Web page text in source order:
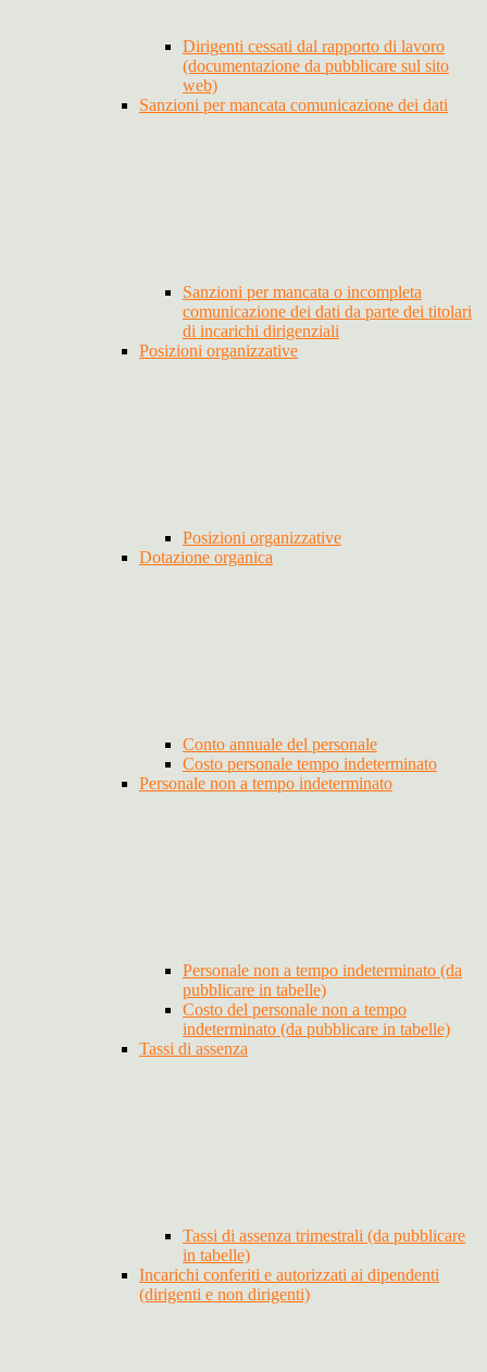
Dirigenti cessati dal rapporto di lavoro
(documentazione da pubblicare sul sito
web)
Sanzioni per mancata comunicazione dei dati
Sanzioni per mancata o incompleta
comunicazione dei dati da parte dei titolari
di incarichi dirigenziali
Posizioni organizzative
Posizioni organizzative
Dotazione organica
Conto annuale del personale
Costo personale tempo indeterminato
Personale non a tempo indeterminato
Personale non a tempo indeterminato (da
pubblicare in tabelle)
Costo del personale non a tempo
indeterminato (da pubblicare in tabelle)
Tassi di assenza
Tassi di assenza trimestrali (da pubblicare
in tabelle)
Incarichi conferiti e autorizzati ai dipendenti
(dirigenti e non dirigenti)